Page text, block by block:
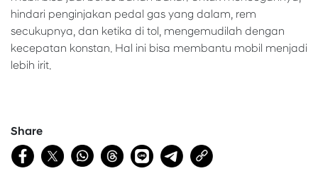
hindari penginjakan pedal gas yang dalam, rem
secukupnya, dan ketika di tol, mengemudilah dengan
kecepatan konstan. Hal ini bisa membantu mobil menjadi
lebih irit.
Share